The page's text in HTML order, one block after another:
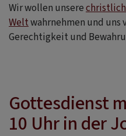
Wir wollen unsere
Weltwahrnehmen und uns
Gerechtigkeit und
Gottesdienst
10 Uhr in der